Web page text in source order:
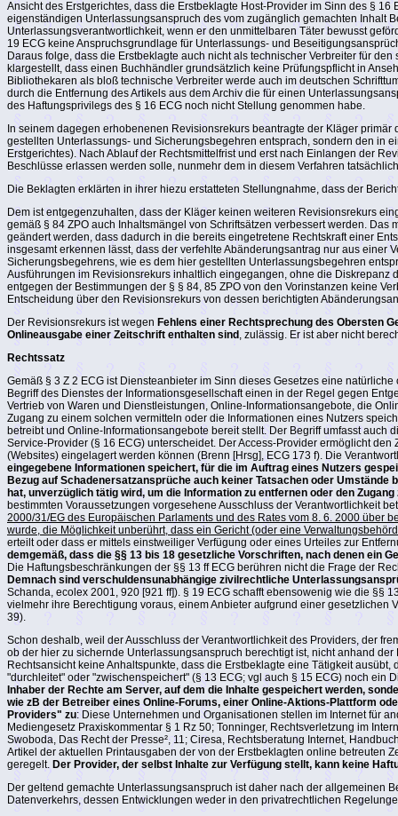
Ansicht des Erstgerichtes, dass die Erstbeklagte Host-Provider im Sinn des §
eigenständigen Unterlassungsanspruch des vom zugänglich gemachten Inhalt
Unterlassungsverantwortlichkeit, wenn er den unmittelbaren Täter bewusst
19 ECG keine Anspruchsgrundlage für Unterlassungs- und
Daraus folge, dass die Erstbeklagte auch nicht als technischer Verbreiter für
klargestellt, dass einen Buchhändler grundsätzlich keine Prüfungspflicht in
Bibliothekaren als bloß technische Verbreiter werde auch im deutschen
durch die Entfernung des Artikels aus dem Archiv die für einen
des Haftungsprivilegs des § 16 ECG noch nicht Stellung genommen habe.
In seinem dagegen erhobenenen Revisionsrekurs beantragte der Kläger
gestellten Unterlassungs- und Sicherungsbegehren entsprach, sondern den in
Erstgerichtes). Nach Ablauf der Rechtsmittelfrist und erst nach Einlangen der
Beschlüsse erlassen werden solle, nunmehr dem in diesem Verfahren
Die Beklagten erklärten in ihrer hiezu erstatteten Stellungnahme, dass der
Dem ist entgegenzuhalten, dass der Kläger keinen weiteren Revisionsrekurs
gemäß § 84 ZPO auch Inhaltsmängel von Schriftsätzen verbessert werden.
geändert werden, dass dadurch in die bereits eingetretene Rechtskraft einer
insgesamt erkennen lässt, dass der verfehlte Abänderungsantrag nur aus
Sicherungsbegehrens, wie es dem hier gestellten Unterlassungsbegehren
Ausführungen im Revisionsrekurs inhaltlich eingegangen, ohne die
entgegen der Bestimmungen der § § 84, 85 ZPO von den Vorinstanzen keine
Entscheidung über den Revisionsrekurs von dessen berichtigten
Der Revisionsrekurs ist wegen Fehlens einer Rechtsprechung des Obersten
Onlineausgabe einer Zeitschrift enthalten sind , zulässig. Er ist aber nicht
Rechtssatz
Gemäß § 3 Z 2 ECG ist Diensteanbieter im Sinn dieses Gesetzes eine
Begriff des Dienstes der Informationsgesellschaft einen in der Regel gegen
Vertrieb von Waren und Dienstleistungen, Online-Informationsangebote, die
Zugang zu einem solchen vermitteln oder die Informationen eines Nutzers
betreibt und Online-Informationsangebote bereit stellt. Der Begriff umfasst
Service-Provider (§ 16 ECG) unterscheidet. Der Access-Provider ermöglicht
(Websites) eingelagert werden können (Brenn [Hrsg], ECG 173 f). Die
eingegebene Informationen speichert, für die im Auftrag eines Nutzers
Bezug auf Schadenersatzansprüche auch keiner Tatsachen oder
hat, unverzüglich tätig wird, um die Information zu entfernen oder den
bestimmten Voraussetzungen vorgesehene Ausschluss der Verantwortlichkeit
2000/31/EG des Europäischen Parlaments und des Rates vom 8. 6. 2000 über
wurde, die Möglichkeit unberührt, dass ein Gericht (oder eine
erteilt oder dass er mittels einstweiliger Verfügung oder eines Urteiles zur
demgemäß, dass die §§ 13 bis 18 gesetzliche Vorschriften, nach denen ein
Die Haftungsbeschränkungen der §§ 13 ff ECG berühren nicht die Frage der
Demnach sind verschuldensunabhängige zivilrechtliche
Schanda, ecolex 2001, 920 [921 ff]). § 19 ECG schafft ebensowenig wie die §§
vielmehr ihre Berechtigung voraus, einem Anbieter aufgrund einer gesetzlichen
39).
Schon deshalb, weil der Ausschluss der Verantwortlichkeit des Providers, der
ob der hier zu sichernde Unterlassungsanspruch berechtigt ist, nicht anhand
Rechtsansicht keine Anhaltspunkte, dass die Erstbeklagte eine Tätigkeit
"durchleitet" oder "zwischenspeichert" (§ 13 ECG; vgl auch § 15 ECG) noch
Inhaber der Rechte am Server, auf dem die Inhalte gespeichert werden,
wie zB der Betreiber eines Online-Forums, einer Online-Aktions-Plattform
Providers" zu: Diese Unternehmen und Organisationen stellen im Internet für
Mediengesetz Praxiskommentar § 1 Rz 50; Tonninger, Rechtsverletzung im
Swoboda, Das Recht der Presse², 11; Ciresa, Rechtsberatung Internet,
Artikel der aktuellen Printausgaben der von der Erstbeklagten online betreuten
geregelt. Der Provider, der selbst Inhalte zur Verfügung stellt, kann keine
Der geltend gemachte Unterlassungsanspruch ist daher nach der allgemeinen
Datenverkehrs, dessen Entwicklungen weder in den privatrechtlichen